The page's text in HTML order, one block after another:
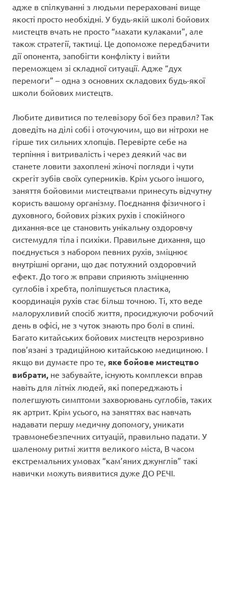
адже в спілкуванні з людьми перераховані вище
якості просто необхідні. У будь-якій школі бойових
мистецтв вчать не просто “махати кулаками”, але
також стратегії, тактиці. Це допоможе передбачити
дії опонента, запобігти конфлікту і вийти
переможцем зі складної ситуації. Адже “дух
перемоги” – одна з основних складових будь-якої
школи бойових мистецтв.
Любите дивитися по телевізору бої без правил? Так
доведіть на ділі собі і оточуючим, що ви нітрохи не
гірше тих сильних хлопців. Перевірте себе на
терпіння і витривалість і через деякий час ви
станете ловити захоплені жіночі погляди і чути
скрегіт зубів своїх суперників. Крім усього іншого,
заняття бойовими мистецтвами принесуть відчутну
користь вашому організму. Поєднання фізичного і
духовного, бойових різких рухів і спокійного
дихання-все це становить унікальну оздоровчу
системудля тіла і психіки. Правильне дихання, що
поєднується з набором певних рухів, зміцнює
внутрішні органи, що дає потужний оздоровчий
ефект. До того ж вправи сприяють зміцненню
суглобів і хребта, поліпшується пластика,
координація рухів стає більш точною. Ті, хто веде
малорухливий спосіб життя, просиджуючи робочий
день в офісі, не з чуток знають про болі в спині.
Багато китайських бойових мистецтв нерозривно
пов’язані з традиційною китайською медициною. І
якщо ви думаєте про те, яке бойове мистецтво
вибрати, не забувайте, існують комплекси вправ
навіть для літніх людей, які попереджають і
полегшують симптоми захворювань суглобів, таких
як артрит. Крім усього, на заняттях вас навчать
надавати першу медичну допомогу, уникати
травмонебезпечних ситуацій, правильно падати. У
шаленому ритмі життя великого міста, В часом
екстремальних умовах “кам’яних джунглів” такі
навички можуть виявитися дуже ДО РЕЧІ.